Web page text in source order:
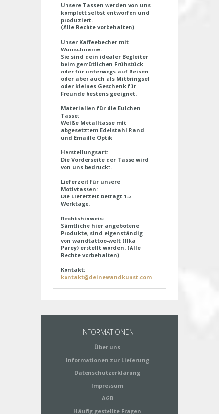
Unsere Tassen werden von uns
komplett selbst entworfen und
produziert.
(Alle Rechte vorbehalten)
Unser Kaffeebecher mit
Wunschname:
Sie sind dein idealer Begleiter
beim gemütlichen Frühstück
oder für unterwegs auf Reisen
oder aber auch als Mitbringsel
oder kleines Geschenk für
Freunde bestens geeignet.
Materialien für die Eulchen
Tasse:
Weiße Metalltasse mit
abgesetztem Edelstahl Rand
und Emaille Optik
Herstellungsart:
Die Vorderseite der Tasse wird
von uns bedruckt.
Lieferzeit für unsere
Motivtassen:
Die Lieferzeit beträgt 1-2
Werktage.
Rechtshinweis:
Sämtliche hier angebotene
Produkte, sind eigenständig
von wandtattoo-welt (Ilka
Parey) erstellt worden. (Alle
Rechte vorbehalten)
Kontakt:
kontakt@deinewandkunst.com
INFORMATIONEN
Über uns
Informationen zur Lieferung
Datenschutzerklärung
Impressum
AGB
Häufig gestellte Fragen